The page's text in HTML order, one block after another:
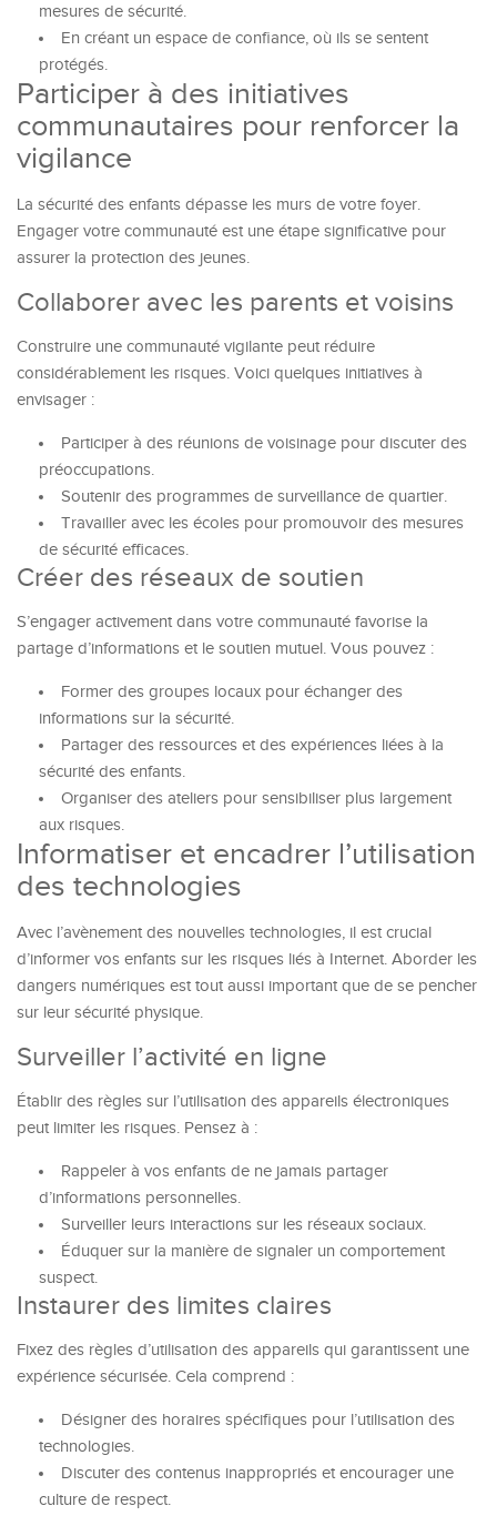
mesures de sécurité.
En créant un espace de confiance, où ils se sentent
protégés.
Participer à des initiatives
communautaires pour renforcer la
vigilance
La sécurité des enfants dépasse les murs de votre foyer.
Engager votre communauté est une étape significative pour
assurer la protection des jeunes.
Collaborer avec les parents et voisins
Construire une communauté vigilante peut réduire
considérablement les risques. Voici quelques initiatives à
envisager :
Participer à des réunions de voisinage pour discuter des
préoccupations.
Soutenir des programmes de surveillance de quartier.
Travailler avec les écoles pour promouvoir des mesures
de sécurité efficaces.
Créer des réseaux de soutien
S’engager activement dans votre communauté favorise la
partage d’informations et le soutien mutuel. Vous pouvez :
Former des groupes locaux pour échanger des
informations sur la sécurité.
Partager des ressources et des expériences liées à la
sécurité des enfants.
Organiser des ateliers pour sensibiliser plus largement
aux risques.
Informatiser et encadrer l’utilisation
des technologies
Avec l’avènement des nouvelles technologies, il est crucial
d’informer vos enfants sur les risques liés à Internet. Aborder les
dangers numériques est tout aussi important que de se pencher
sur leur sécurité physique.
Surveiller l’activité en ligne
Établir des règles sur l’utilisation des appareils électroniques
peut limiter les risques. Pensez à :
Rappeler à vos enfants de ne jamais partager
d’informations personnelles.
Surveiller leurs interactions sur les réseaux sociaux.
Éduquer sur la manière de signaler un comportement
suspect.
Instaurer des limites claires
Fixez des règles d’utilisation des appareils qui garantissent une
expérience sécurisée. Cela comprend :
Désigner des horaires spécifiques pour l’utilisation des
technologies.
Discuter des contenus inappropriés et encourager une
culture de respect.